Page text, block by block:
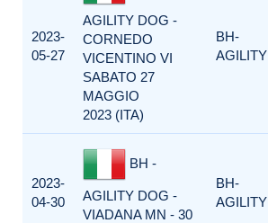
2023-
05-27
AGILITY DOG -
CORNEDO
VICENTINO VI
SABATO 27
MAGGIO
2023 (ITA)
BH-
AGILITY
2023-
04-30
BH -
AGILITY DOG -
VIADANA MN - 30
BH-
AGILITY